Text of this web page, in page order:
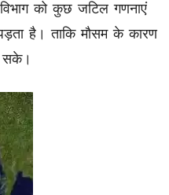
को कुछ जटिल गणनाएं
है। ताकि मौसम के कारण
सके।